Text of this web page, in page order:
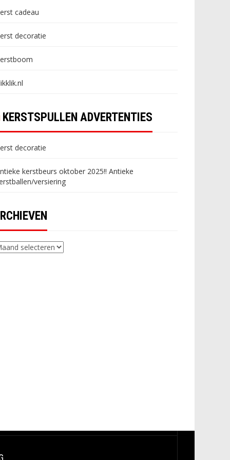
cadeau
decoratie
KERSTSPULLEN ADVERTENTIES
decoratie
kerstbeurs oktober 2025!! Antieke
versiering